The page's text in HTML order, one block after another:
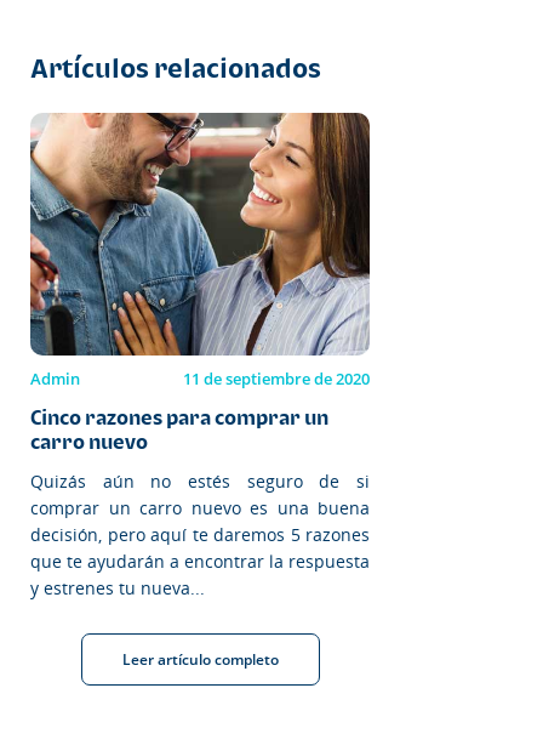
Artículos relacionados
Admin 11 de septiembre de 2020
Cinco razones para comprar un
carro nuevo
Quizás aún no estés seguro de si
comprar un carro nuevo es una buena
decisión, pero aquí te daremos 5 razones
que te ayudarán a encontrar la respuesta
y estrenes tu nueva...
Leer artículo completo